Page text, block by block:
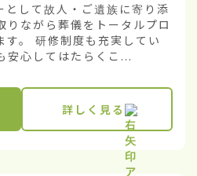
として故人・ご遺族に寄り添
りながら葬儀をトータルプロ
す。 研修制度も充実してい
安心してはたらくこ...
詳しく見る